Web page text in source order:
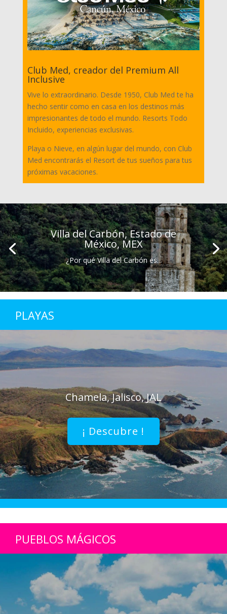
Club Med, creador del Premium All
Inclusive
Vive lo extraordinario. Desde 1950, Club Med te ha
hecho sentir como en casa en los destinos más
impresionantes de todo el mundo. Resorts Todo
Incluido, experiencias exclusivas.
Playa o Nieve, en algún lugar del mundo, con Club
Med encontrarás el Resort de tus sueños para tus
próximas vacaciones.
Villa del Carbón, Estado de
México, MEX
¿Por qué Villa del Carbón es...
PLAYAS
Chamela, Jalisco, JAL
¡ Descubre !
PUEBLOS MÁGICOS